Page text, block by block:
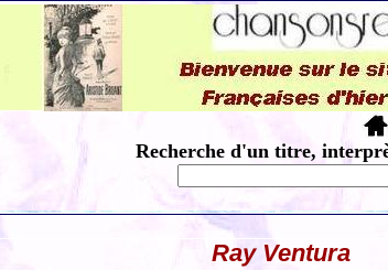
Recherche d'un titre,
Ray Ventura